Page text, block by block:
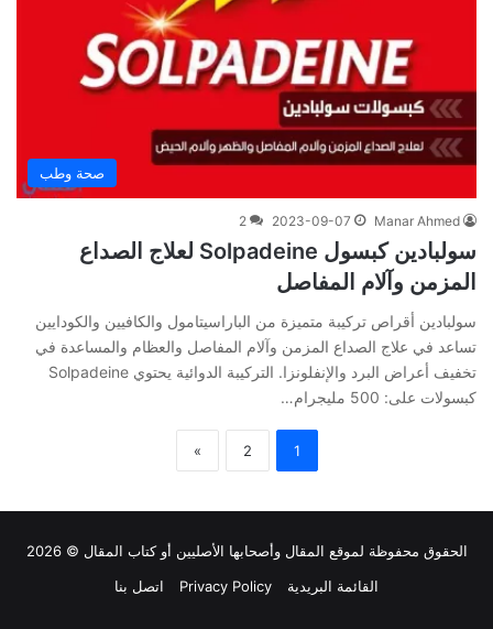
صحة وطب
Manar Ahmed
2023-09-07
2
سولبادين كبسول Solpadeine لعلاج الصداع
المزمن وآلام المفاصل
سولبادين أقراص تركيبة متميزة من الباراسيتامول والكافيين والكودايين
تساعد في علاج الصداع المزمن وآلام المفاصل والعظام والمساعدة في
تخفيف أعراض البرد والإنفلونزا. التركيبة الدوائية يحتوي Solpadeine
كبسولات على: 500 مليجرام…
1
2
»
الحقوق محفوظة لموقع المقال وأصحابها الأصليين أو كتاب المقال © 2026
القائمة البريدية
Privacy Policy اتصل بنا